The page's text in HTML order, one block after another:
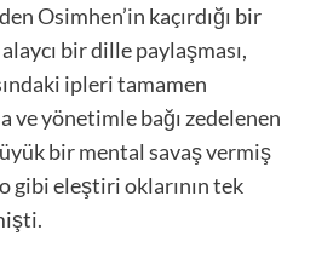
Osimhen’in kaçırdığı bir
bir dille paylaşması,
ipleri tamamen
ve yönetimle bağı zedelenen
bir mental savaş vermiş
gibi eleştiri oklarının tek